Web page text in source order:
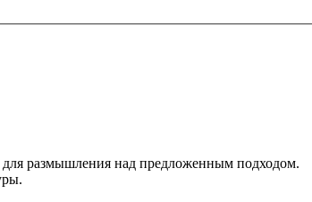
для размышления над предложенным подходом.